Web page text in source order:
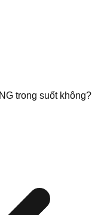
trong suốt không?